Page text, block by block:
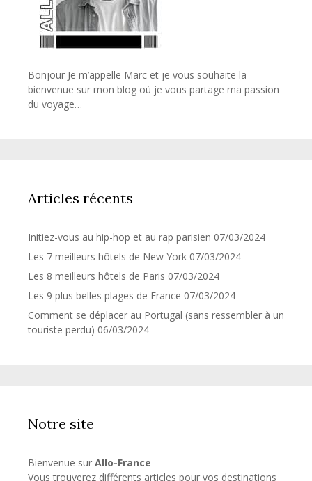
Bonjour Je m’appelle Marc et je vous souhaite la
bienvenue sur mon blog où je vous partage ma passion
du voyage…
Articles récents
Initiez-vous au hip-hop et au rap parisien 07/03/2024
Les 7 meilleurs hôtels de New York 07/03/2024
Les 8 meilleurs hôtels de Paris 07/03/2024
Les 9 plus belles plages de France 07/03/2024
Comment se déplacer au Portugal (sans ressembler à un
touriste perdu) 06/03/2024
Notre site
Bienvenue sur Allo-France
Vous trouverez différents articles pour vos destinations